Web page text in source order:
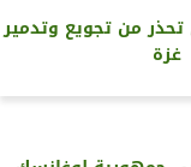
تحذر من تجويع وتدمير
غزة